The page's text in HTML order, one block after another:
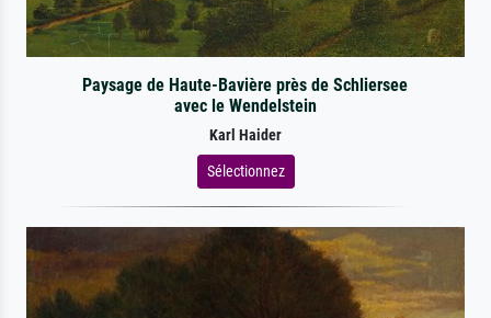
Paysage de Haute-Bavière près de Schliersee
avec le Wendelstein
Karl Haider
Sélectionnez